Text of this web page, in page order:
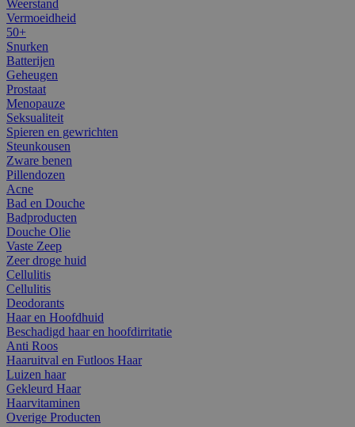
Weerstand
Vermoeidheid
50+
Snurken
Batterijen
Geheugen
Prostaat
Menopauze
Seksualiteit
Spieren en gewrichten
Steunkousen
Zware benen
Pillendozen
Acne
Bad en Douche
Badproducten
Douche Olie
Vaste Zeep
Zeer droge huid
Cellulitis
Cellulitis
Deodorants
Haar en Hoofdhuid
Beschadigd haar en hoofdirritatie
Anti Roos
Haaruitval en Futloos Haar
Luizen haar
Gekleurd Haar
Haarvitaminen
Overige Producten